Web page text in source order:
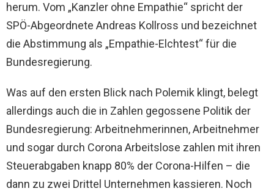
herum. Vom „Kanzler ohne Empathie“ spricht der
SPÖ-Abgeordnete Andreas Kollross und bezeichnet
die Abstimmung als „Empathie-Elchtest“ für die
Bundesregierung.
Was auf den ersten Blick nach Polemik klingt, belegt
allerdings auch die in Zahlen gegossene Politik der
Bundesregierung: Arbeitnehmerinnen, Arbeitnehmer
und sogar durch Corona Arbeitslose zahlen mit ihren
Steuerabgaben knapp 80% der Corona-Hilfen – die
dann zu zwei Drittel Unternehmen kassieren. Noch